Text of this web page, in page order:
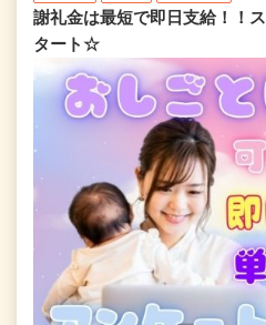
謝礼金は最短で即日支給！！
タート☆